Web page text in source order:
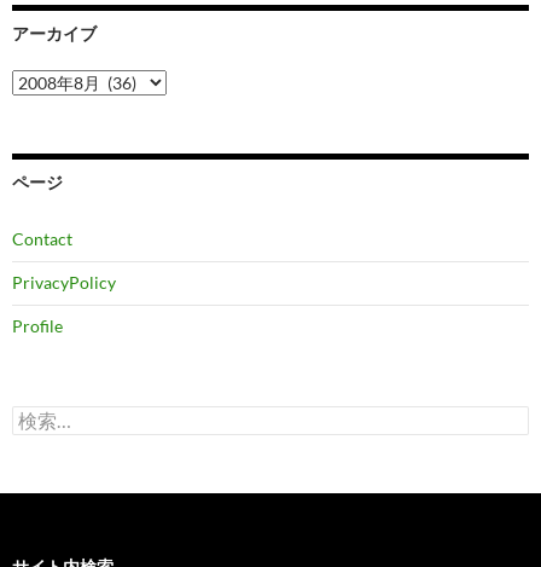
アーカイブ
ア
ー
ブ
ページ
Contact
PrivacyPolicy
Profile
検
索: